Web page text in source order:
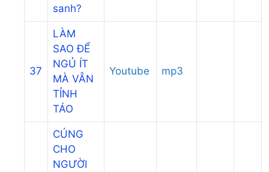
sanh?
37
LÀM
SAO ĐỂ
NGỦ ÍT
MÀ VẪN
TỈNH
TÁO
Youtube mp3
CÚNG
CHO
NGƯỜI